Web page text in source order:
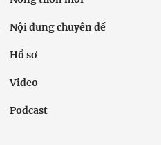
Nội dung chuyên đề
Hồ sơ
Video
Podcast